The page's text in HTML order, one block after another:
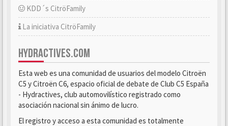
KDD´s CitröFamily
La iniciativa CitröFamily
HYDRACTIVES.COM
Esta web es una comunidad de usuarios del modelo Citroën
C5 y Citroën C6, espacio oficial de debate de Club C5 España
- Hydractives, club automovilístico registrado como
asociación nacional sin ánimo de lucro.
El registro y acceso a esta comunidad es totalmente